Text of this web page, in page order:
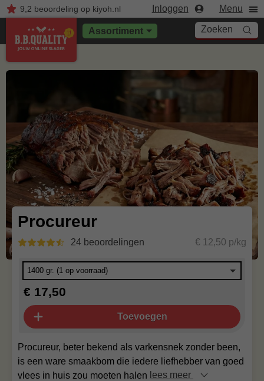
9,2 beoordelingop kiyoh.nl Inloggen Menu
Assortiment Zoeken
Procureur
24 beoordelingen € 12,50 p/kg
Procureur, beter bekend als varkensnek zonder been,
is een ware smaakbom die iedere liefhebber van goed
vlees in huis zou moeten halen lees meer
€ 17,50
Toevoegen